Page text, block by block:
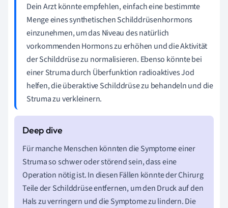
Dein Arzt könnte empfehlen, einfach eine bestimmte
Menge eines synthetischen Schilddrüsenhormons
einzunehmen, um das Niveau des natürlich
vorkommenden Hormons zu erhöhen und die Aktivität
der Schilddrüse zu normalisieren. Ebenso könnte bei
einer Struma durch Überfunktion radioaktives Jod
helfen, die überaktive Schilddrüse zu behandeln und die
Struma zu verkleinern.
Für manche Menschen könnten die Symptome einer
Struma so schwer oder störend sein, dass eine
Operation nötig ist. In diesen Fällen könnte der Chirurg
Teile der Schilddrüse entfernen, um den Druck auf den
Hals zu verringern und die Symptome zu lindern. Die